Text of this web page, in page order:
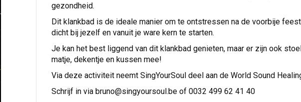
gezondheid.
Dit klankbad is de ideale manier om te ontstressen na de voorbije
dicht bij jezelf en vanuit je ware kern te starten.
Je kan het best liggend van dit klankbad genieten, maar er zijn ook
matje, dekentje en kussen mee!
Via deze activiteit neemt SingYourSoul deel aan de World Sound
Schrijf in via bruno@singyoursoul.be of 0032 499 62 41 40